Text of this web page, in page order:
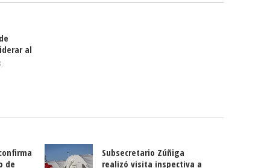
al
,
de
Subsecretario Zúñiga
realizó visita inspectiva a